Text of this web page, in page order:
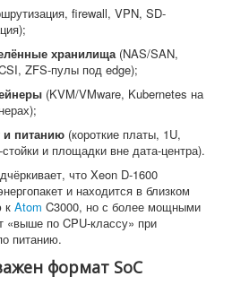
firewall, VPN, SD-
хранилища(NAS/SAN,
ZFS-пулы под edge);
(KVM/VMware, Kubernetes на
и питанию (короткие платы, 1U,
и площадки вне дата-центра).
что Xeon D-1600
и находится в близком
к Atom C3000, но с более мощными
«выше по CPU-классу» при
питанию.
формат SoC